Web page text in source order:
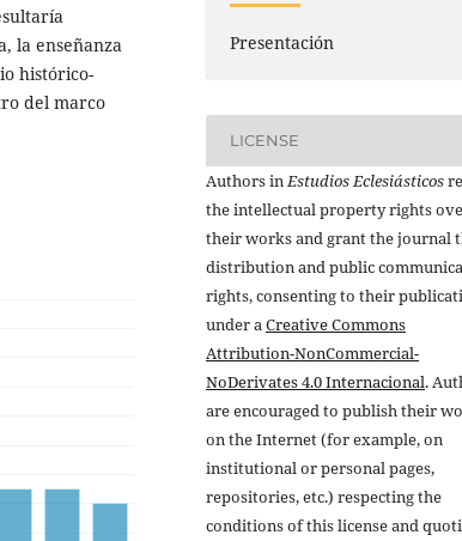
la enseñanza
histórico-
del marco
Presentación
LICENSE
Authors inEstudios Eclesiásticos
the intellectual property rights
their works and grant the journal
distribution and public
rights, consenting to their
under aCreative Commons
Attribution-NonCommercial-
NoDerivates 4.0 Internacional.
are encouraged to publish their
on the Internet (for example, on
institutional or personal pages,
repositories, etc.) respecting the
conditions of this license and